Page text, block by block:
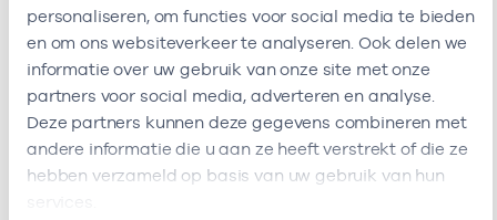
personaliseren, om functies voor social media te bieden
en om ons websiteverkeer te analyseren. Ook delen we
informatie over uw gebruik van onze site met onze
partners voor social media, adverteren en analyse.
Deze partners kunnen deze gegevens combineren met
andere informatie die u aan ze heeft verstrekt of die ze
hebben verzameld op basis van uw gebruik van hun
Ik ben werkzaam bij de volgende vestigingen
Ik heb een arbeidsrelatie met
Naam AGB-code